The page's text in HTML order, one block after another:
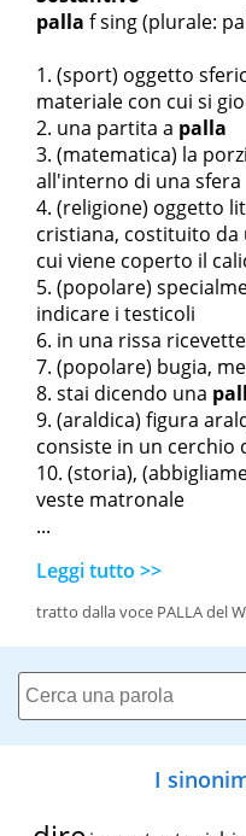
palla f sing(plurale:
(sport) oggetto
materiale con cui si
una partita a palla
(matematica) la
all'interno di una sfera
(religione) oggetto
cristiana, costituito
cui viene coperto il
(popolare)
indicare i testicoli
in una rissa
(popolare) bugia,
stai dicendo una
(araldica) figura
consiste in un cerchio
(storia),
veste matronale
...
Leggi tutto >>
tratto dalla voce PALLA del
I